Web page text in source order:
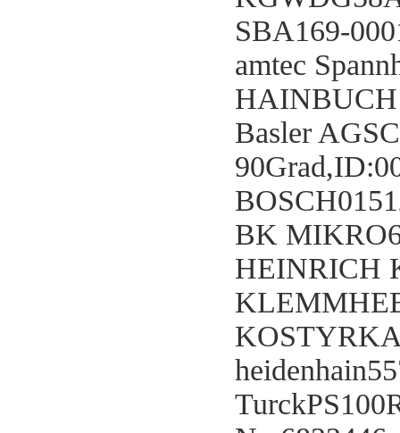
SBA169-
amtec
Basler
BK
HEINRICH